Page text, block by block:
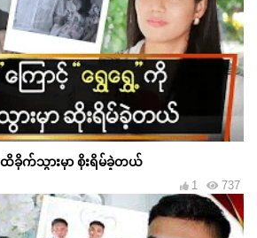
ထိခိုက်သွားမှာ စိုးရိမ်ခဲ့တယ်
737
1